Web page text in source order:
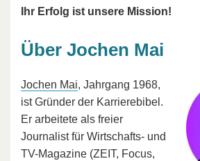
Ihr Erfolg ist unsere Mission!
Über Jochen Mai
Jochen Mai, Jahrgang 1968,
ist Gründer der Karrierebibel.
Er arbeitete als freier
Journalist für Wirtschafts- und
TV-Magazine (ZEIT, Focus,